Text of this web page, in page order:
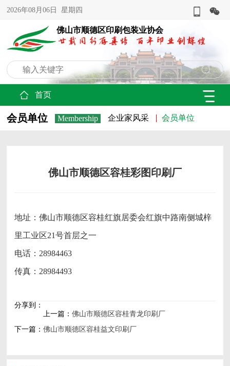
2026年08月06日 星期四
佛山市顺德区印刷包装业协会
首页
会员单位 Membership 企业家风采 会员单位
佛山市顺德区容桂彩图印刷厂
地址：佛山市顺德区容桂红旗居委会红旗中路南侧城梓
里工业区21号首层之一
电话：28984463
传真：28984493
分享到：
上一篇： 佛山市顺德区容桂青龙印刷厂
下一篇： 佛山市顺德区容桂益文印刷厂